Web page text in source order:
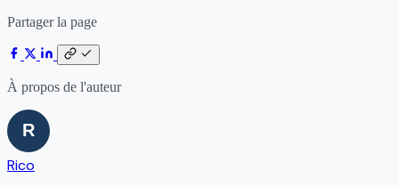
Partager la page
À propos de l'auteur
Rico